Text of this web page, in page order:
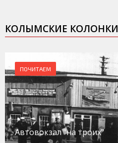
КОЛЫМСКИЕ КОЛОНКИ
ПОЧИТАЕМ
Автовокзал "на троих"